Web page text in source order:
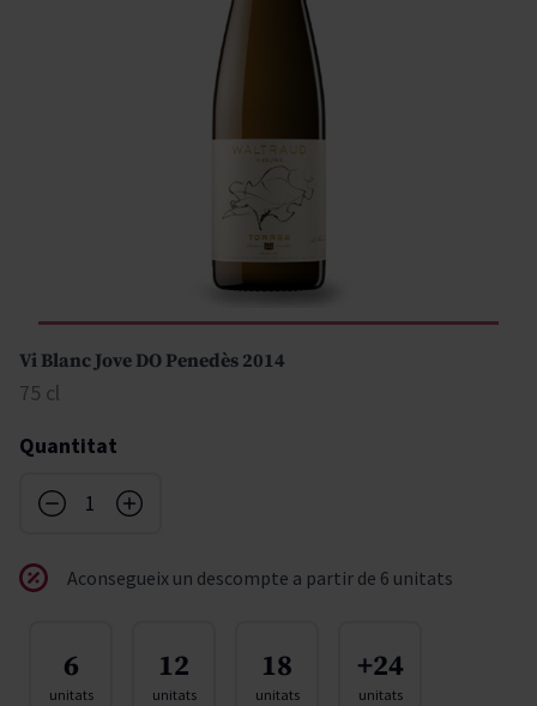
Vi Blanc Jove DO Penedès 2014
75 cl
Quantitat
Aconsegueix un descompte a partir de 6 unitats
6
unitats
12
unitats
18
unitats
+24
unitats